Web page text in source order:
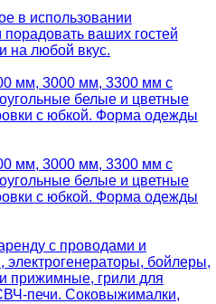
в использовании
ваших гостей
на любой вкус.
мм, 3000 мм, 3300 мм с
белые и цветные
с юбкой. Форма одежды
мм, 3000 мм, 3300 мм с
белые и цветные
с юбкой. Форма одежды
с проводами и
электрогенераторы, бойлеры,
прижимные, грили для
печи. Соковыжималки,